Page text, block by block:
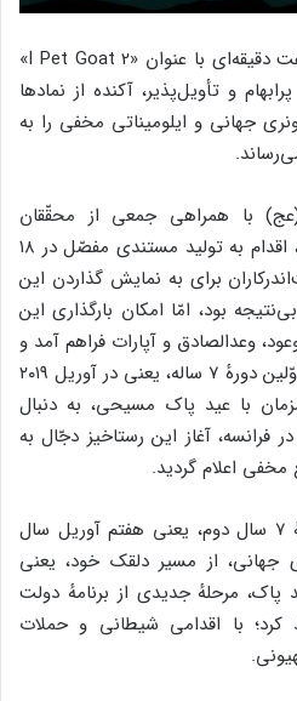
در سال ۲۰۱۲ انیمیشن کوتاه هفت دقیقه‌ای با عنوان «I Pet Goat 2»
و تأویل‌پذیر، آکنده از نمادها
جهانی و ایلومیناتی مخفی را به
با همراهی جمعی از محقّقان
خدمتگزار ساحت قدس مهدوی، اقدام به تولید مستندی مفصّل در ۱۸
برای به نمایش گذاردن این
بود، امّا امکان بارگذاری این
وعدالصادق و آپارات فراهم آمد و
اکنون قابل دسترسی است. در اوّلین دورهٔ ۷ ساله، یعنی در آوریل ۲۰۱۹
با عید پاک مسیحی، به دنبال
فرانسه، آغاز این رستاخیز دجّال به
اعلام گردید.
به نظر می‌رسد اینک در آستانهٔ ۷ سال دوم، یعنی هفتم آوریل سال
جهانی، از مسیر دلقک خود، یعنی
پاک، مرحلهٔ جدیدی از برنامهٔ دولت
کرد؛ با اقدامی شیطانی و حملات